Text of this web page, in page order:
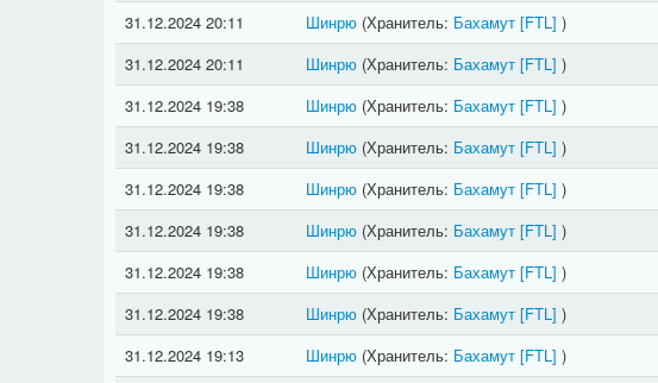
31.12.2024 20:11
Шинрю(Хранитель: Бахамут [FTL] )
31.12.2024 20:11
Шинрю(Хранитель: Бахамут [FTL] )
31.12.2024 19:38
Шинрю(Хранитель: Бахамут [FTL] )
31.12.2024 19:38
Шинрю(Хранитель: Бахамут [FTL] )
31.12.2024 19:38
Шинрю(Хранитель: Бахамут [FTL] )
31.12.2024 19:38
Шинрю(Хранитель: Бахамут [FTL] )
31.12.2024 19:38
Шинрю(Хранитель: Бахамут [FTL] )
31.12.2024 19:38
Шинрю(Хранитель: Бахамут [FTL] )
31.12.2024 19:13
Шинрю(Хранитель: Бахамут [FTL] )